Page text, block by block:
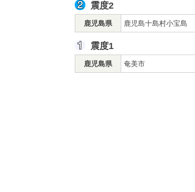
震度2
鹿児島県 鹿児島十島村小宝島
震度1
鹿児島県 奄美市